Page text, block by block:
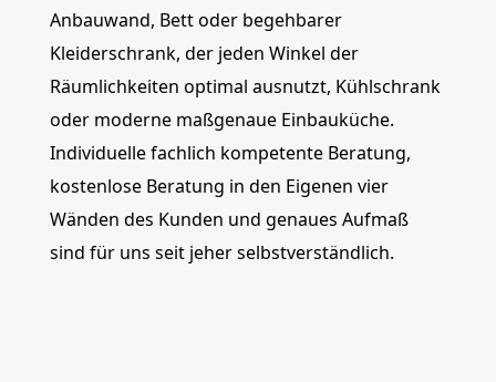
Anbauwand, Bett oder begehbarer
Kleiderschrank, der jeden Winkel der
Räumlichkeiten optimal ausnutzt, Kühlschrank
oder moderne maßgenaue Einbauküche.
Individuelle fachlich kompetente Beratung,
kostenlose Beratung in den Eigenen vier
Wänden des Kunden und genaues Aufmaß
sind für uns seit jeher selbstverständlich.